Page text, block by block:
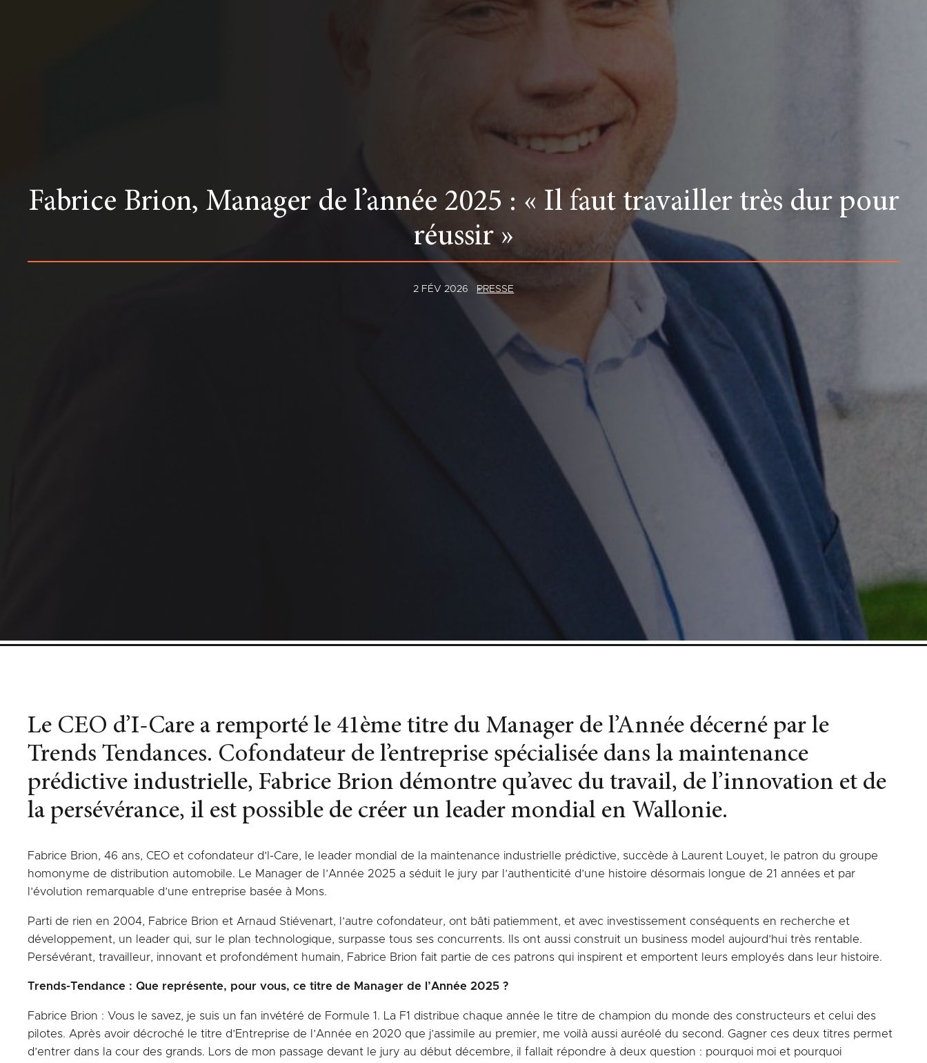
Fabrice Brion, Manager de l’année 2025 : « Il faut travailler très dur pour
réussir »
2 FÉV 2026 PRESSE
Le CEO d’I-Care a remporté le 41ème titre du Manager de l’Année décerné par le
Trends Tendances. Cofondateur de l’entreprise spécialisée dans la maintenance
prédictive industrielle, Fabrice Brion démontre qu’avec du travail, de l’innovation et de
la persévérance, il est possible de créer un leader mondial en Wallonie.
Fabrice Brion, 46 ans, CEO et cofondateur d’I-Care, le leader mondial de la maintenance industrielle prédictive, succède à Laurent Louyet, le patron du groupe
homonyme de distribution automobile. Le Manager de l’Année 2025 a séduit le jury par l’authenticité d’une histoire désormais longue de 21 années et par
l’évolution remarquable d’une entreprise basée à Mons.
Parti de rien en 2004, Fabrice Brion et Arnaud Stiévenart, l’autre cofondateur, ont bâti patiemment, et avec investissement conséquents en recherche et
développement, un leader qui, sur le plan technologique, surpasse tous ses concurrents. Ils ont aussi construit un business model aujourd’hui très rentable.
Persévérant, travailleur, innovant et profondément humain, Fabrice Brion fait partie de ces patrons qui inspirent et emportent leurs employés dans leur histoire.
Trends-Tendance : Que représente, pour vous, ce titre de Manager de l’Année 2025 ?
Fabrice Brion : Vous le savez, je suis un fan invétéré de Formule 1. La F1 distribue chaque année le titre de champion du monde des constructeurs et celui des
pilotes. Après avoir décroché le titre d’Entreprise de l’Année en 2020 que j’assimile au premier, me voilà aussi auréolé du second. Gagner ces deux titres permet
d’entrer dans la cour des grands. Lors de mon passage devant le jury au début décembre, il fallait répondre à deux question : pourquoi moi et pourquoi